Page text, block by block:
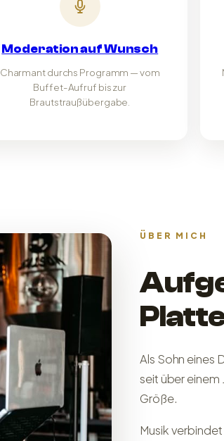
Moderation auf Wunsch
Charmant durchs Programm — vom
Buffet-Aufruf bis zur
Brautstraußübergabe.
ÜBER MICH
Als Sohn eines
seit über einem
Größe.
Musik